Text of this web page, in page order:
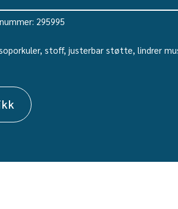
295995
stoff, justerbar støtte, lindrer